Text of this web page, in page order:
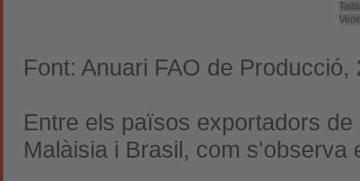
Font: Anuari FAO de Producció,
Entre els països exportadors
Malàisia i Brasil, com s'observa